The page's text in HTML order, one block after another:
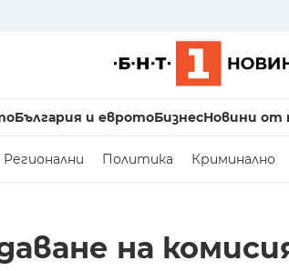
България и евротоБизнесНовини от
Регионални Политика Криминално
на